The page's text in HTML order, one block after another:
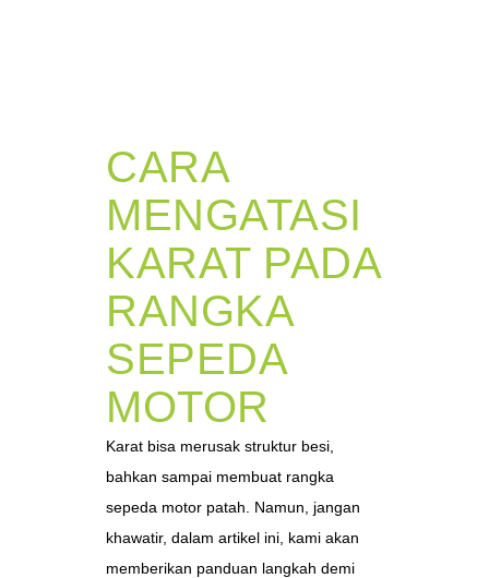
CARA
MENGATASI
KARAT PADA
RANGKA
SEPEDA
MOTOR
Karat bisa merusak struktur besi,
bahkan sampai membuat rangka
sepeda motor patah. Namun, jangan
khawatir, dalam artikel ini, kami akan
memberikan panduan langkah demi